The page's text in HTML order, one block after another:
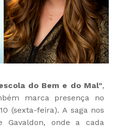
do Bem e do Mal",
marca presença no
(sexta-feira). A saga nos
Gavaldon, onde a cada